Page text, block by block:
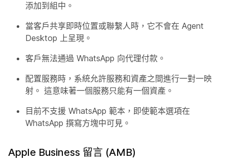
添加到組中。
當客戶共享即時位置或聯繫人時，它不會在 Agent
Desktop 上呈現。
客戶無法通過 WhatsApp 向代理付款。
配置服務時，系統允許服務和資產之間進行一對一映
射。 這意味著一個服務只能有一個資產。
目前不支援 WhatsApp 範本，即使範本選項在
WhatsApp 撰寫方塊中可見。
Apple Business 留言 (AMB)